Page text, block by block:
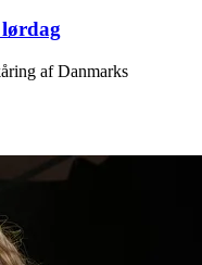
lørdag
af Danmarks